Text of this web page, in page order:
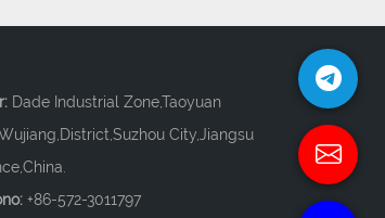
Dade Industrial Zone,Taoyuan
City,Jiangsu
+86-572-3011797